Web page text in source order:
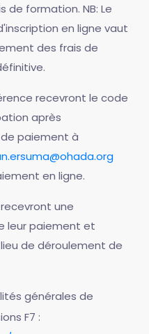
de formation. NB: Le
en ligne vaut
des frais de
recevront le code
après
paiement à
en ligne.
une
leur paiement et
de déroulement de
générales de
F7 :